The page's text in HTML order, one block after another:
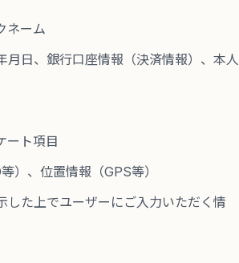
ネーム
月日、銀行口座情報（決済情報）、本人
ート項目
）、位置情報（GPS等）
した上でユーザーにご入力いただく情